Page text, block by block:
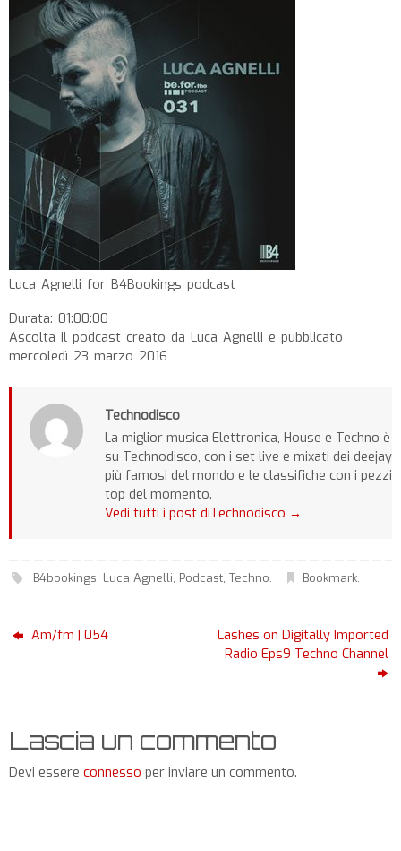
Luca Agnelli for B4Bookings podcast
Durata: 01:00:00
Ascolta il podcast creato da Luca Agnelli e pubblicato
mercoledì 23 marzo 2016
Technodisco
La miglior musica Elettronica, House e Techno è
su Technodisco, con i set live e mixati dei deejay
più famosi del mondo e le classifiche con i pezzi
top del momento.
Vedi tutti i post diTechnodisco →
B4bookings, Luca Agnelli, Podcast, Techno. Bookmark.
Am/fm | 054
Lashes on Digitally Imported
Radio Eps9 Techno Channel
Lascia un commento
Devi essere connesso per inviare un commento.